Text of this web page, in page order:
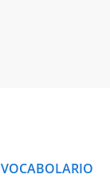
VOCABOLARIO